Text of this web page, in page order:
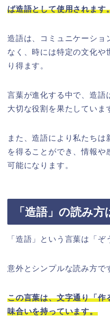
ば造語として使用されます
造語は、コミュニケーショ
なく、時には特定の文化や
り得ます。
言葉が進化する中で、造語
大切な役割を果たしていま
また、造語により私たちは
を得ることができ、情報や
可能になります。
「造語」の読み
「造語」という言葉は「ぞ
意外とシンプルな読み方で
この言葉は、文字通り「作
味合いを持っています。